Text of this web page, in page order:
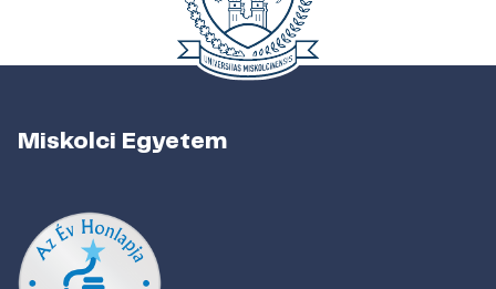
Miskolci Egyetem